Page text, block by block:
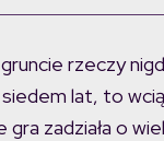
rzeczy
lat, to
zadziała o